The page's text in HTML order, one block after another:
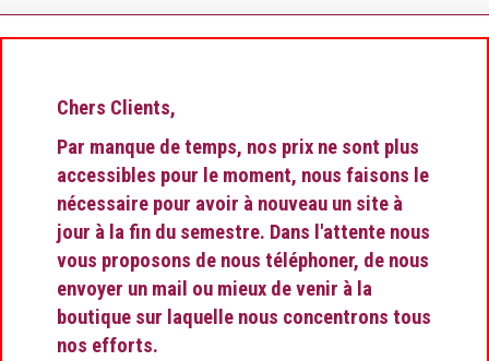
Chers Clients,
Par manque de temps, nos prix ne sont plus
accessibles pour le moment, nous faisons le
nécessaire pour avoir à nouveau un site à
jour à la fin du semestre. Dans l'attente nous
vous proposons de nous téléphoner, de nous
envoyer un mail ou mieux de venir à la
boutique sur laquelle nous concentrons tous
nos efforts.